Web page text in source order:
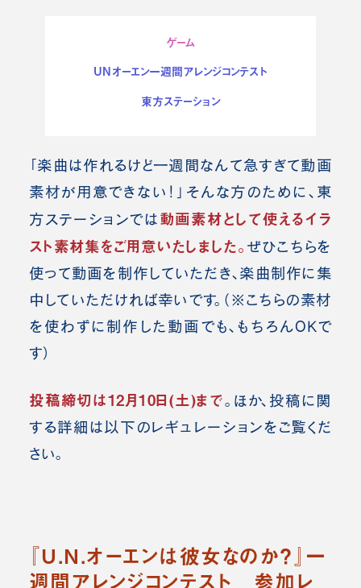
ゲーム
UNオーエン一週間アレンジコンテスト
東方ステーション
「楽曲は作れるけど一週間なんて急すぎて動画
素材が用意できない！」そんな方のために、東
方ステーションでは 動画素材として使えるイラ
スト素材集をご用意いたしました。 ぜひこちらを
使って動画を制作していただき、楽曲制作に集
中していただければ幸いです。（※こちらの素材
を使わずに制作した動画でも、もちろんOKで
す）
投稿締切は12月10日(土)まで。ほか、投稿に関
する詳細は以下のレギュレーションをご覧くだ
さい。
『U.N.オーエンは彼女なのか？』一
週間アレンジコンテスト 参加レ